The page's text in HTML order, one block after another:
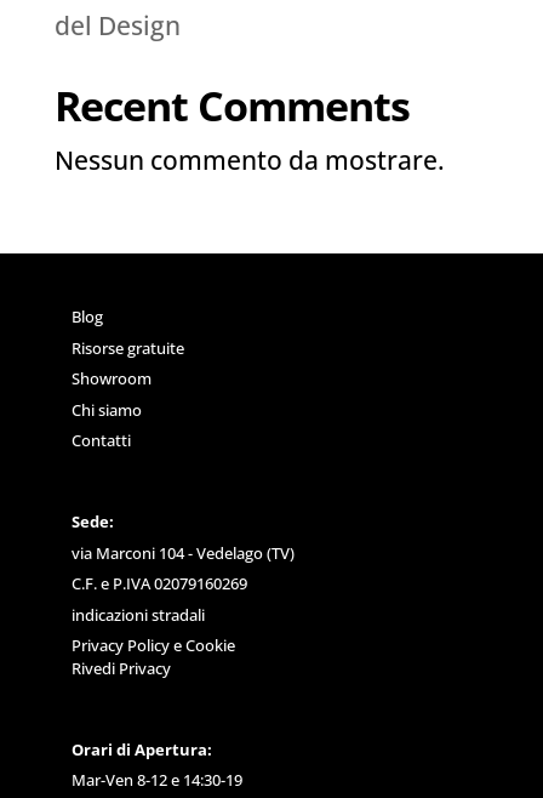
del Design
Recent Comments
Nessun commento da mostrare.
Blog
Risorse gratuite
Showroom
Chi siamo
Contatti
Sede:
via Marconi 104 - Vedelago (TV)
C.F. e P.IVA 02079160269
indicazioni stradali
Privacy PolicyeCookie
Rivedi Privacy
Orari di Apertura:
Mar-Ven 8-12 e 14:30-19